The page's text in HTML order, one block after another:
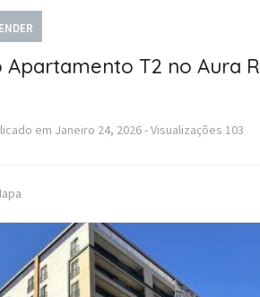
Apartamento T2 no Aura
em Janeiro 24, 2026-Visualizações 103